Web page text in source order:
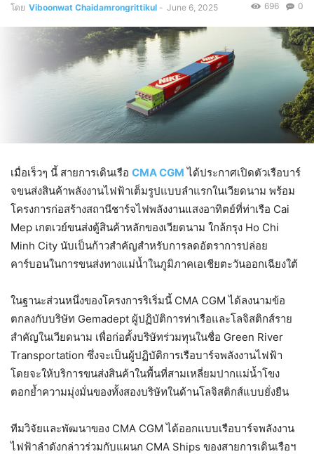
โดย Viboonwat Chaidamrongrittikul - June 6, 2025 0
696
เมื่อเร็วๆ นี้ สายการเดินเรือ CMA CGM ได้ประกาศเปิดตัวเรือบาร์
จขนส่งสินค้าพลังงานไฟฟ้าเต็มรูปแบบลำแรกในเวียดนาม พร้อม
โครงการก่อสร้างสถานีชาร์จไฟพลังงานแสงอาทิตย์ที่ท่าเรือ Cai
Mep เกตเวย์ขนส่งตู้สินค้าหลักของเวียดนาม ใกล้กรุง Ho Chi
Minh City นับเป็นก้าวสำคัญสำหรับการลดอัตราการปล่อย
คาร์บอนในการขนส่งทางแม่น้ำในภูมิภาคเอเชียตะวันออกเฉียงใต้
ในฐานะส่วนหนึ่งของโครงการริเริ่มนี้ CMA CGM ได้ลงนามข้อ
ตกลงกับบริษัท Gemadept ผู้ปฏิบัติการท่าเรือและโลจิสติกส์ราย
สำคัญในเวียดนาม เพื่อก่อตั้งบริษัทร่วมทุนในชื่อ Green River
Transportation ซึ่งจะเป็นผู้ปฏิบัติการเรือบาร์จพลังงานไฟฟ้า
โดยจะให้บริการขนส่งสินค้าในพื้นที่สามเหลี่ยมปากแม่น้ำโขง
ตอกย้ำความมุ่งมั่นของทั้งสองบริษัทในด้านโลจิสติกส์แบบยั่งยืน
ทีมวิจัยและพัฒนาของ CMA CGM ได้ออกแบบเรือบาร์จพลังงาน
ไฟฟ้าลำดังกล่าวร่วมกับแผนก CMA Ships ของสายการเดินเรือฯ